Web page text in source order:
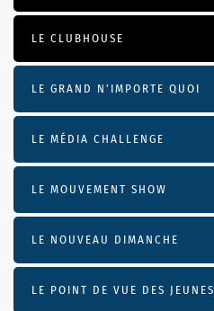
LE CLUBHOUSE
LE GRAND N’IMPORTE QUOI
LE MÉDIA CHALLENGE
LE MOUVEMENT SHOW
LE NOUVEAU DIMANCHE
LE POINT DE VUE DES JEUNES